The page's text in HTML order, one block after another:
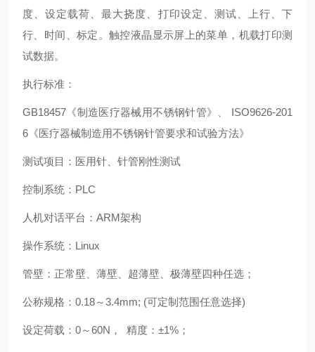
度、设定载荷、最大挠度、打印设定、测试、上行、下
行、时间、标定。触控液晶显示屏上的菜单，机载打印测
试数据。
执行标准：
GB18457 《制造医疗器械用不锈钢针管》、
ISO9626-201
6 《医疗器械制造用不锈钢针管要求和试验方法》
测试项目：医用针、针管刚性测试
控制系统： PLC
人机对话平台： ARM架构
操作系统： Linux
管壁：正常壁、薄壁、超薄壁、 极薄壁四种任选；
公称规格： 0.18～3.4mm; (可定制范围任意选择)
设定荷载： 0～60N ， 精度：±1% ；